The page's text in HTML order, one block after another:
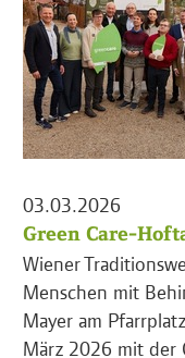
03.03.2026
Green Care-
Wiener
Menschen mit
Mayer am
März 2026 mit der